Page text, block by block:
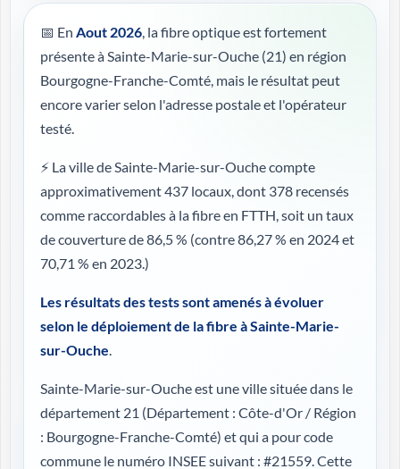
📅 En Aout 2026, la fibre optique est fortement
présente à Sainte-Marie-sur-Ouche (21) en région
Bourgogne-Franche-Comté, mais le résultat peut
encore varier selon l'adresse postale et l'opérateur
testé.
⚡ La ville de Sainte-Marie-sur-Ouche compte
approximativement 437 locaux, dont 378 recensés
comme raccordables à la fibre en FTTH, soit un taux
de couverture de 86,5 % (contre 86,27 % en 2024 et
70,71 % en 2023.)
Les résultats des tests sont amenés à évoluer
selon le déploiement de la fibre à Sainte-Marie-
sur-Ouche.
Sainte-Marie-sur-Ouche est une ville située dans le
département 21 (Département : Côte-d'Or / Région
: Bourgogne-Franche-Comté) et qui a pour code
commune le numéro INSEE suivant : #21559. Cette